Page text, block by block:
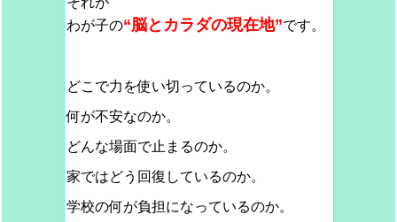
わが子の“脳とカラダの現在地”です。
どこで力を使い切っているのか。
何が不安なのか。
どんな場面で止まるのか。
家ではどう回復しているのか。
学校の何が負担になっているのか。